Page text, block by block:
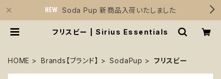
Soda Pup 新商品入荷いたしました
フリスビー | Sirius Essentials
HOME Brands【ブランド】 SodaPup フリスビー